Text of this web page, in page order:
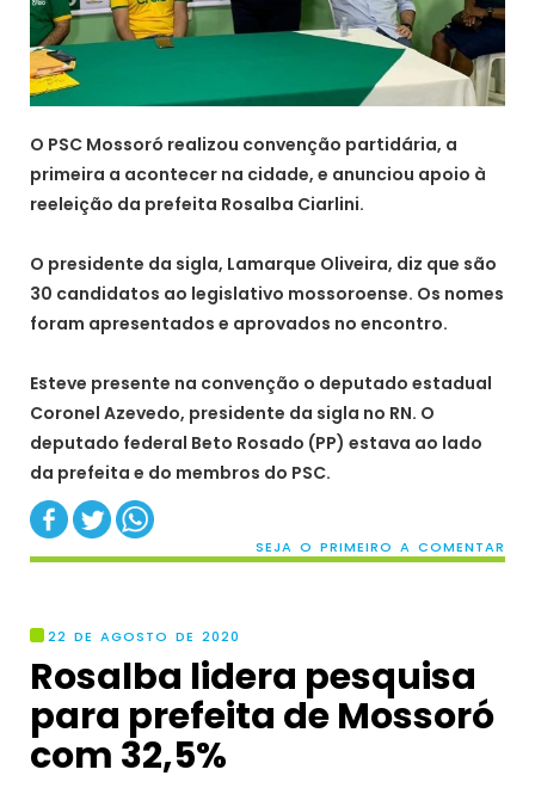
O PSC Mossoró realizou convenção partidária, a
primeira a acontecer na cidade, e anunciou apoio à
reeleição da prefeita Rosalba Ciarlini.
O presidente da sigla, Lamarque Oliveira, diz que são
30 candidatos ao legislativo mossoroense. Os nomes
foram apresentados e aprovados no encontro.
Esteve presente na convenção o deputado estadual
Coronel Azevedo, presidente da sigla no RN. O
deputado federal Beto Rosado (PP) estava ao lado
da prefeita e do membros do PSC.
SEJA O PRIMEIRO A COMENTAR
22 DE AGOSTO DE 2020
Rosalba lidera pesquisa
para prefeita de Mossoró
com 32,5%